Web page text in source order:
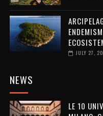
JULY 27,
NEWS
LE 10